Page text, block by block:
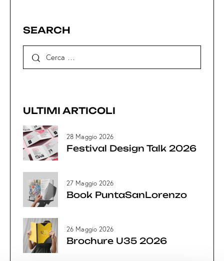
SEARCH
ULTIMI ARTICOLI
28 Maggio 2026
Festival Design Talk 2026
27 Maggio 2026
Book PuntaSanLorenzo
26 Maggio 2026
Brochure U35 2026